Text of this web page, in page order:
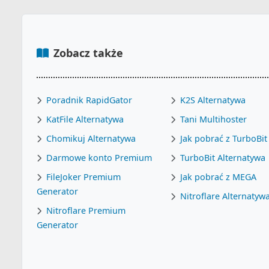
Zobacz także
Poradnik RapidGator
KatFile Alternatywa
Chomikuj Alternatywa
Darmowe konto Premium
FileJoker Premium
Generator
Nitroflare Premium
Generator
K2S Alternatywa
Tani Multihoster
Jak pobrać z TurboBit
TurboBit Alternatywa
Jak pobrać z MEGA
Nitroflare